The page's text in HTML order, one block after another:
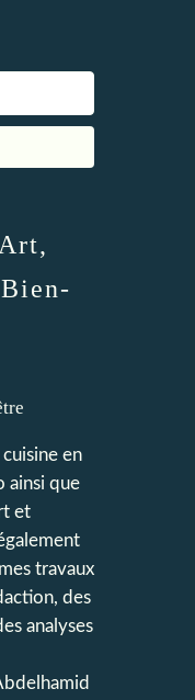
en
ainsi que
et
travaux
des
analyses